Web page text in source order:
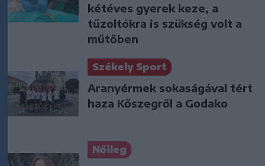
kétéves gyerek keze, a
tűzoltókra is szükség volt a
műtőben
Székely Sport
Aranyérmek sokaságával tért
haza Kőszegről a Godako
Nőileg